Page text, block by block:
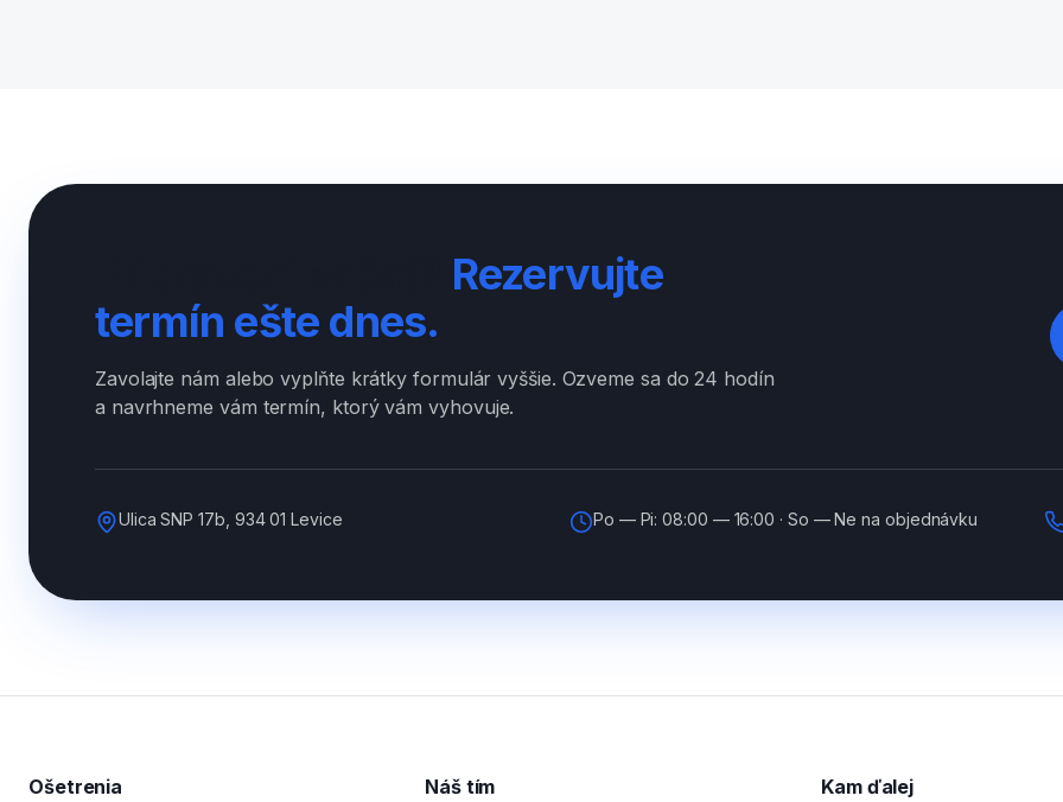
Rezervujte
termín ešte dnes.
Zavolajte nám alebo vyplňte krátky formulár vyššie. Ozveme sa do 24 hodín
a navrhneme vám termín, ktorý vám vyhovuje.
Ulica SNP 17b, 934 01 Levice Po — Pi: 08:00 — 16:00 · So — Ne na objednávku
Ošetrenia Náš tím Kam ďalej